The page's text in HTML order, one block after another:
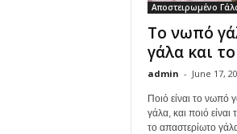
Αποστειρωμένο
Το νωπό
γάλα και
admin - June 17,
Ποιό είναι το νωπό
γάλα, και ποιό
το απαστερίωτο